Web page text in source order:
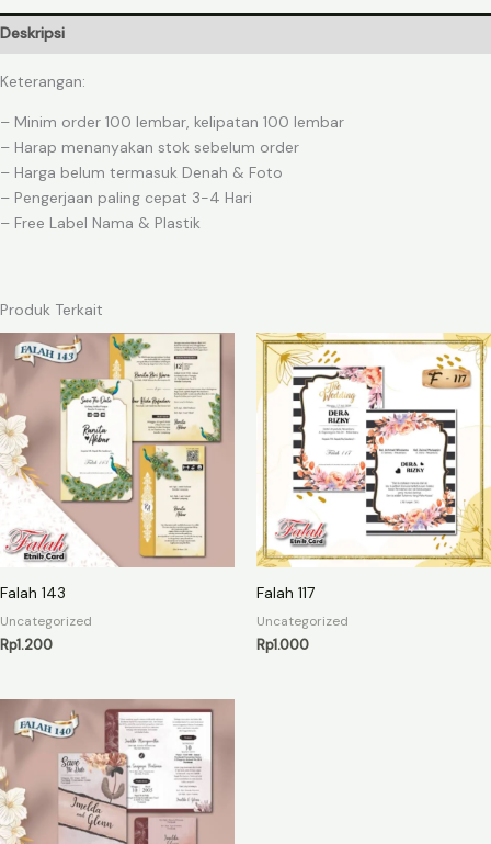
Deskripsi
Keterangan:
– Minim order 100 lembar, kelipatan 100 lembar
– Harap menanyakan stok sebelum order
– Harga belum termasuk Denah & Foto
– Pengerjaan paling cepat 3-4 Hari
– Free Label Nama & Plastik
Produk Terkait
Falah 143
Uncategorized
Rp1.200
Falah 117
Uncategorized
Rp1.000